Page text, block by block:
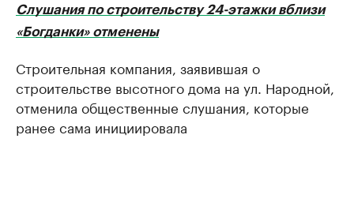
Слушания по строительству 24-этажки вблизи
«Богданки» отменены
Строительная компания, заявившая о
строительстве высотного дома на ул. Народной,
отменила общественные слушания, которые
ранее сама инициировала